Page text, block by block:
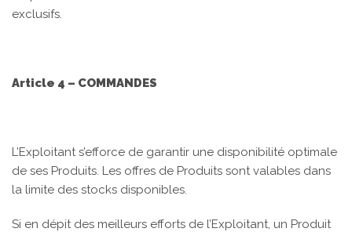
exclusifs.
Article 4 – COMMANDES
L’Exploitant s’efforce de garantir une disponibilité optimale
de ses Produits. Les offres de Produits sont valables dans
la limite des stocks disponibles.
Si en dépit des meilleurs efforts de l’Exploitant, un Produit